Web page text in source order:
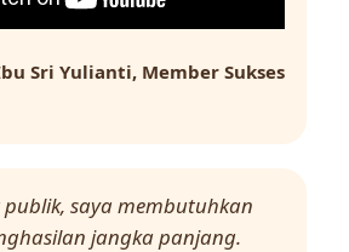
Sri Yulianti, Member Sukses
publik, saya membutuhkan
jangka panjang.